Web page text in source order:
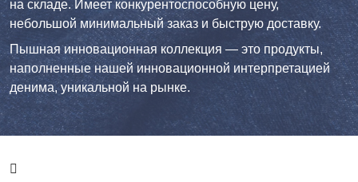
на складе. Имеет конкурентоспособную цену,
небольшой минимальный заказ и быструю доставку.
Пышная инновационная коллекция — это продукты,
наполненные нашей инновационной интерпретацией
денима, уникальной на рынке.